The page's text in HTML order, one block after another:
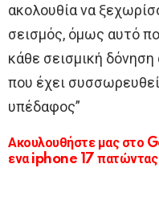
ακολουθία να
σεισμός, όμως αυτό
κάθε σεισμική
που έχει
υπέδαφος”
Ακουλουθήστε μας στο
ενα iphone 17 πατώντας